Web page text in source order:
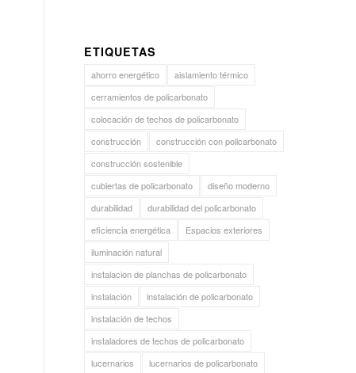
ETIQUETAS
ahorro energético
aislamiento térmico
cerramientos de policarbonato
colocación de techos de policarbonato
construcción
construcción con policarbonato
construcción sostenible
cubiertas de policarbonato
diseño moderno
durabilidad
durabilidad del policarbonato
eficiencia energética
Espacios exteriores
iluminación natural
instalacion de planchas de policarbonato
instalación
instalación de policarbonato
instalación de techos
instaladores de techos de policarbonato
lucernarios
lucernarios de policarbonato